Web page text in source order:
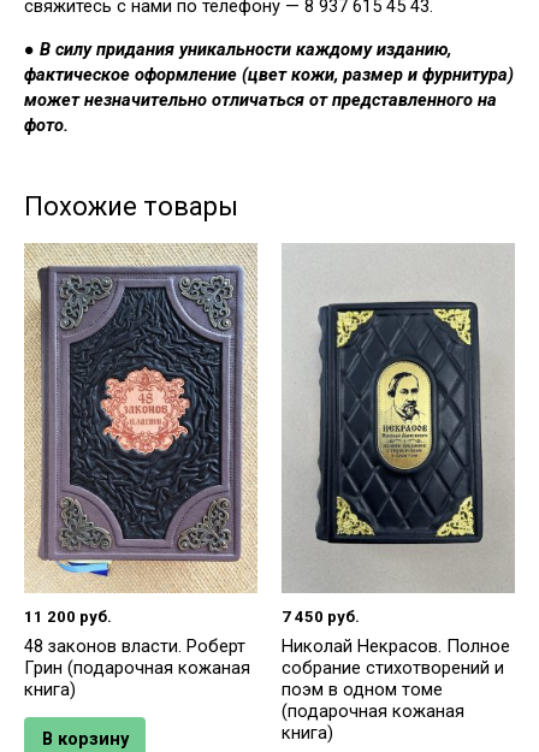
свяжитесь с нами по телефону — 8 937 615 45 43.
● В силу придания уникальности каждому изданию,
фактическое оформление (цвет кожи, размер и фурнитура)
может незначительно отличаться от представленного на
фото.
Похожие товары
11 200 руб.
48 законов власти. Роберт
Грин (подарочная кожаная
книга)
В корзину
7 450 руб.
Николай Некрасов. Полное
собрание стихотворений и
поэм в одном томе
(подарочная кожаная
книга)